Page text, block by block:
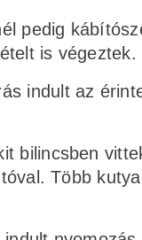
pedig
is végeztek.
indult az
bilincsben
Több